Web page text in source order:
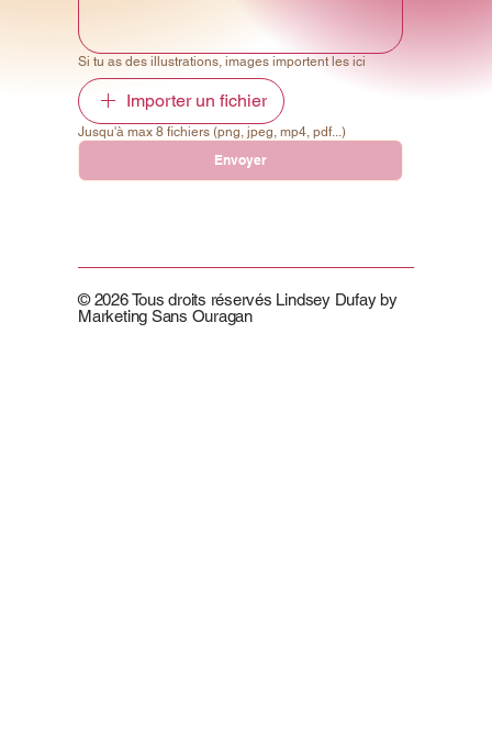
Si tu as des illustrations, images importent les ici
Importer un fichier
Jusqu'à max 8 fichiers (png, jpeg, mp4, pdf...)
Envoyer
© 2026 Tous droits réservés Lindsey Dufay by
Marketing Sans Ouragan